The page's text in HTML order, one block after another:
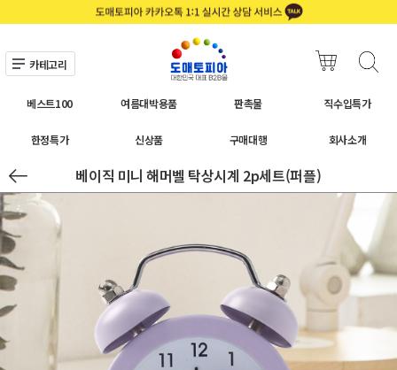
카테고리
베스트100 여름대박용품 판촉물 직수입특가
한정특가 신상품 구매대행 회사소개
베이직 미니 해머벨 탁상시계 2p세트(퍼플)